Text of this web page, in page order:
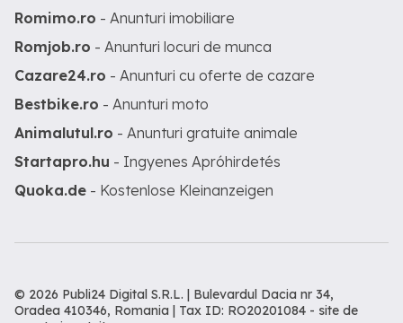
Romimo.ro - Anunturi imobiliare
Romjob.ro - Anunturi locuri de munca
Cazare24.ro - Anunturi cu oferte de cazare
Bestbike.ro - Anunturi moto
Animalutul.ro - Anunturi gratuite animale
Startapro.hu - Ingyenes Apróhirdetés
Quoka.de - Kostenlose Kleinanzeigen
© 2026 Publi24 Digital S.R.L. | Bulevardul Dacia nr 34,
Oradea 410346, Romania | Tax ID: RO20201084 - site de